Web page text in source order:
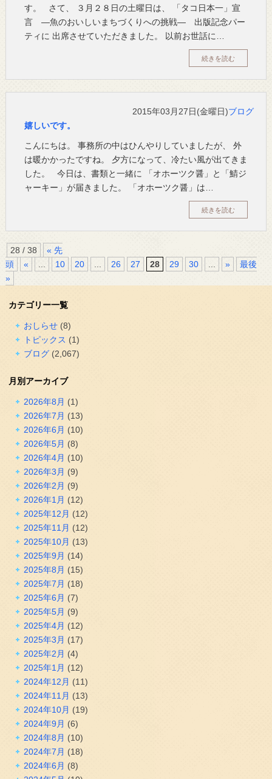
す。 さて、 ３月２８日の土曜日は、 「タコ日本一」宣
言 ―魚のおいしいまちづくりへの挑戦― 出版記念パー
ティに 出席させていただきました。 以前お世話に…
続きを読む
2015年03月27日(金曜日)ブログ
嬉しいです。
こんにちは。 事務所の中はひんやりしていましたが、 外
は暖かかったですね。 夕方になって、冷たい風が出てきま
した。 今日は、書類と一緒に 「オホーツク醤」と「鯖ジ
ャーキー」が届きました。 「オホーツク醤」は…
続きを読む
28 / 38
« 先
頭
« 10 20 26 27 28 29 30 »
最後
»
カテゴリー一覧
おしらせ(8)
トピックス (1)
ブログ(2,067)
月別アーカイブ
2026年8月 (1)
2026年7月 (13)
2026年6月 (10)
2026年5月 (8)
2026年4月 (10)
2026年3月 (9)
2026年2月 (9)
2026年1月 (12)
2025年12月 (12)
2025年11月 (12)
2025年10月 (13)
2025年9月 (14)
2025年8月 (15)
2025年7月 (18)
2025年6月 (7)
2025年5月 (9)
2025年4月 (12)
2025年3月 (17)
2025年2月 (4)
2025年1月 (12)
2024年12月 (11)
2024年11月 (13)
2024年10月 (19)
2024年9月 (6)
2024年8月 (10)
2024年7月 (18)
2024年6月 (8)